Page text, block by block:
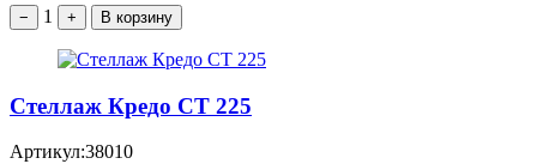
− 1 + В корзину
Стеллаж Кредо СТ 225
Артикул:38010